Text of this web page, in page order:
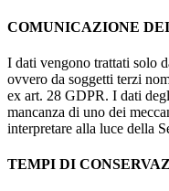
COMUNICAZIONE
I dati vengono trattati solo
ovvero da soggetti terzi
ex art. 28 GDPR. I dati
mancanza di uno dei
interpretare alla luce della
TEMPI DI